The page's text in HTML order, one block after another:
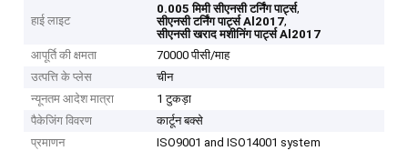
हाई लाइट
0.005 मिमी सीएनसी टर्निंग पार्ट्स,
सीएनसी टर्निंग पार्ट्स Al2017,
सीएनसी खराद मशीनिंग पार्ट्स Al2017
आपूर्ति की क्षमता
70000 पीसी/माह
उत्पत्ति के प्लेस
चीन
न्यूनतम आदेश मात्रा
1 टुकड़ा
पैकेजिंग विवरण
कार्टून बक्से
प्रमाणन
ISO9001 and ISO14001 system